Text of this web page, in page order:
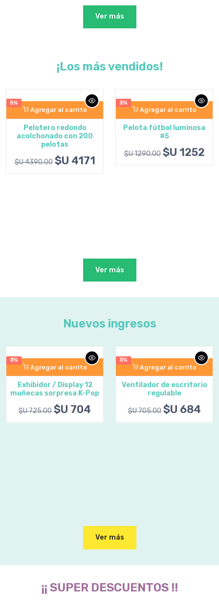
Ver más
¡Los más vendidos!
5%
Agregar al carrito
Pelotero redondo
acolchonado con 200
pelotas
$U 4390.00 $U 4171
3%
Agregar al carrito
Pelota fútbol luminosa
#5
$U 1290.00 $U 1252
Ver más
Nuevos ingresos
3%
Agregar al carrito
Exhibidor / Display 12
muñecas sorpresa K-Pop
$U 725.00 $U 704
3%
Agregar al carrito
Ventilador de escritorio
regulable
$U 705.00 $U 684
Ver más
¡¡ SUPER DESCUENTOS !!